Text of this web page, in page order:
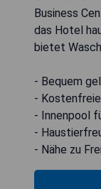
Business
das Hotel
bietet
- Bequem
-
- Innenpool
-
- Nähe zu